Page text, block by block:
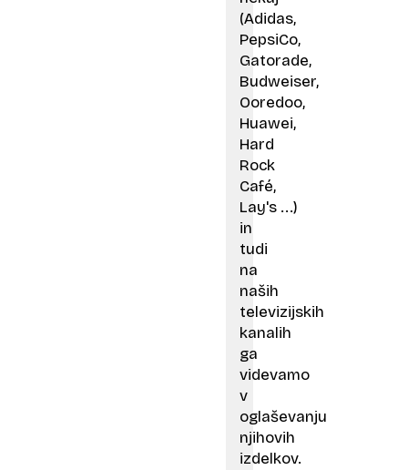
(Adidas,
PepsiCo,
Gatorade,
Budweiser,
Ooredoo,
Huawei,
Hard
Rock
Café,
Lay's ...)
in
tudi
na
naših
televizijskih
kanalih
ga
videvamo
v
oglaševanju
njihovih
izdelkov.